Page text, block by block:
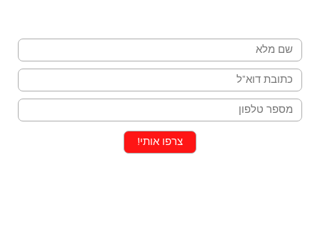
שם
מייל
טלפון
צרפו אותי!